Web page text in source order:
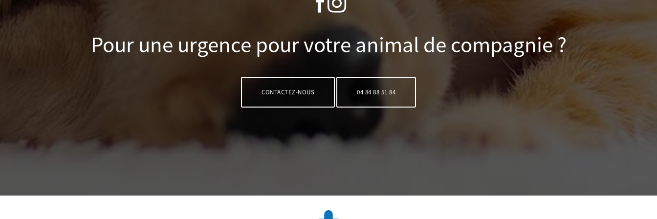
Pour une urgence pour votre animal de compagnie ?
CONTACTEZ-NOUS 04 84 88 51 84